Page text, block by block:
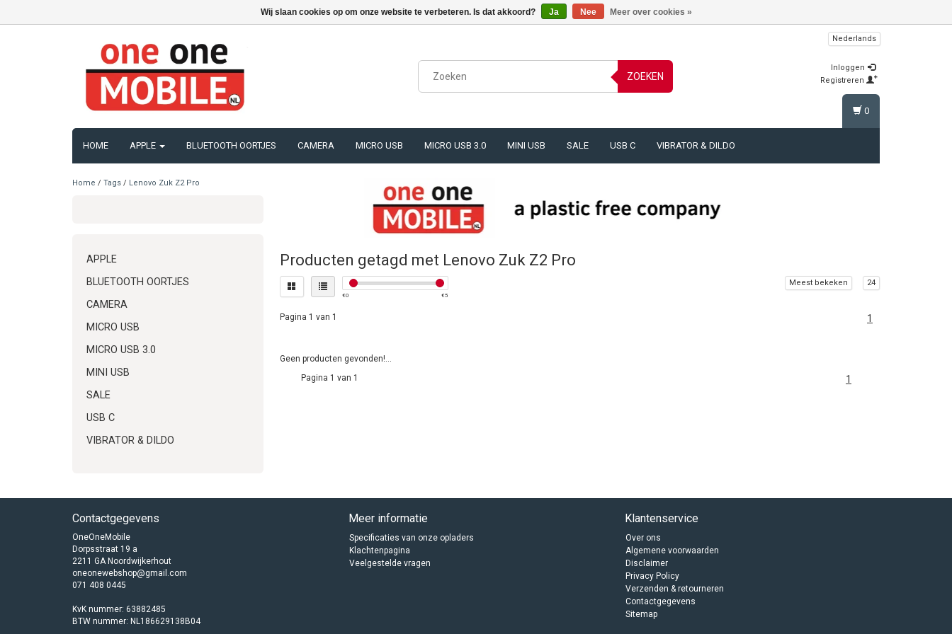
ZOEKEN
Nederlands
Inloggen
Registreren
HOME APPLE BLUETOOTH OORTJES CAMERA MICRO USB MICRO USB 3.0 MINI USB SALE USB C VIBRATOR & DILDO
0
Home / Tags / Lenovo Zuk Z2 Pro
APPLE
BLUETOOTH OORTJES
CAMERA
MICRO USB
MICRO USB 3.0
MINI USB
SALE
USB C
VIBRATOR & DILDO
Producten getagd met Lenovo Zuk Z2 Pro
€0 €5
Meest bekeken 24
Pagina 1 van 1 1
Geen producten gevonden!...
Pagina 1 van 1
1
Contactgegevens
OneOneMobile
Dorpsstraat 19 a
2211 GA Noordwijkerhout
oneonewebshop@gmail.com
071 408 0445
KvK nummer: 63882485
BTW nummer: NL186629138B04
Meer informatie
Specificaties van onze opladers
Klachtenpagina
Veelgestelde vragen
Klantenservice
Over ons
Algemene voorwaarden
Disclaimer
Privacy Policy
Verzenden & retourneren
Contactgegevens
Sitemap
Wij slaan cookies op om onze website te verbeteren. Is dat akkoord? Ja Nee Meer over cookies »